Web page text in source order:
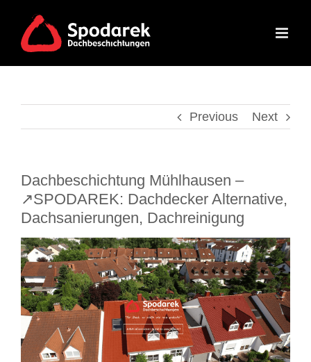
content
Previous Next
Dachbeschichtung Mühlhausen –
↗️SPODAREK: Dachdecker Alternative,
Dachsanierungen, Dachreinigung